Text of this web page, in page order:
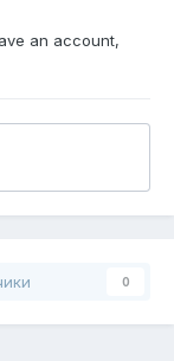
an account,
0